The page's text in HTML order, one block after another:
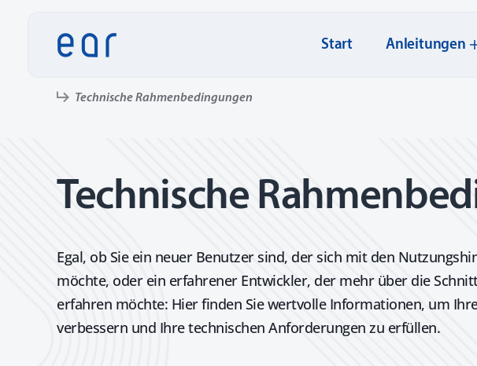
Start Anleitungen
Technische Rahmenbedingungen
Technische
Egal, ob Sie ein neuer Benutzer sind, der sich mit den
möchte, oder ein erfahrener Entwickler, der mehr über die
erfahren möchte: Hier finden Sie wertvolle Informationen, um
verbessern und Ihre technischen Anforderungen zu erfüllen.